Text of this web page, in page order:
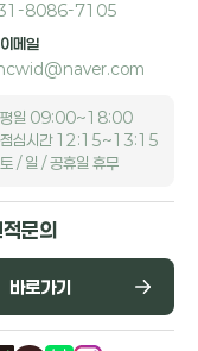
8086-7105
이메일
평일 09:00~18:00
점심시간 12:15~13:15
토 / 일 / 공휴일 휴무
문의
바로가기
/